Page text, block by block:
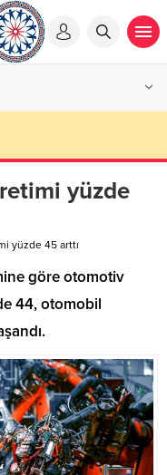
yüzde
yüzde 45 arttı
göre otomotiv
44, otomobil